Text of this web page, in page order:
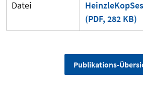
Datei
(PDF, 282 KB)
Publikations-